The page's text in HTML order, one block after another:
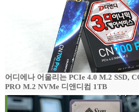
어디에나 어울리는 PCIe 4.0 M.2 SSD,
PRO M.2 NVMe 디앤디컴 1TB